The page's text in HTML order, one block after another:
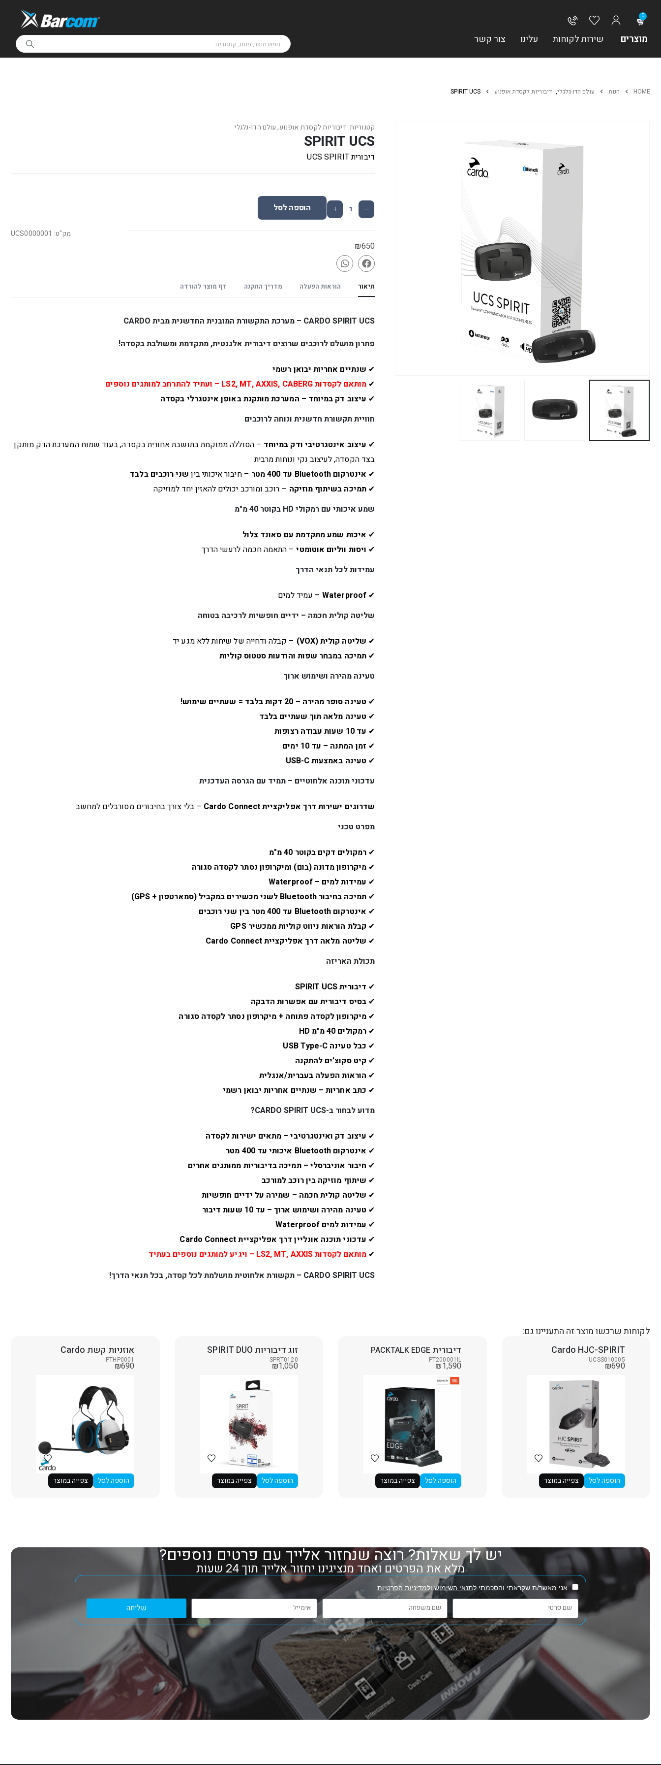
0
מוצרים שירות לקוחות עלינו צור קשר
HOME חנות עולם הדו-גלגלי, דיבוריות לקסדת אופנוע SPIRIT UCS
קטגוריות: דיבוריות לקסדת אופנוע,עולם הדו-גלגלי
SPIRIT UCS
דיבורית UCS SPIRIT
₪650
מק"ט: UCS0000001
הוספה לסל
תיאור הוראות הפעלה מדריך התקנה דף מוצר להורדה
CARDO SPIRIT UCS – מערכת התקשורת המובנית החדשנית מבית CARDO
פתרון מושלם לרוכבים שרוצים דיבורית אלגנטית, מתקדמת ומשולבת בקסדה!
✔ שנתיים אחריות יבואן רשמי
✔מותאם לקסדות LS2, MT, AXXIS, CABERG – ועתיד להתרחב למותגים נוספים
✔ עיצוב דק במיוחד – המערכת מותקנת באופן אינטגרלי בקסדה
חוויית תקשורת חדשנית ונוחה לרוכבים
✔ עיצוב אינטגרטיבי ודק במיוחד – הסוללה ממוקמת בתושבת אחורית בקסדה, בעוד שמוח המערכת הדק מותקן
בצד הקסדה, לעיצוב נקי ונוחות מרבית
✔ אינטרקום Bluetooth עד 400 מטר – חיבור איכותי בין שני רוכבים בלבד
✔תמיכה בשיתוף מוזיקה – רוכב ומורכב יכולים להאזין יחד למוזיקה
שמע איכותי עם רמקולי HD בקוטר 40 מ"מ
✔ איכות שמע מתקדמת עם סאונד צלול
✔ ויסות ווליום אוטומטי– התאמה חכמה לרעשי הדרך
עמידות לכל תנאי הדרך
✔
Waterproof– עמיד למים
שליטה קולית חכמה – ידיים חופשיות לרכיבה בטוחה
✔ שליטה קולית (VOX)
– קבלה ודחייה של שיחות ללא מגע יד
✔תמיכה במבחר שפות והודעות סטטוס קוליות
טעינה מהירה ושימוש ארוך
✔ טעינה סופר מהירה – 20 דקות בלבד = שעתיים שימוש!
✔ טעינה מלאה תוך שעתיים בלבד
✔ עד 10 שעות עבודה רצופות
✔ זמן המתנה – עד 10 ימים
✔ טעינה באמצעות USB-C
עדכוני תוכנה אלחוטיים – תמיד עם הגרסה העדכנית
שדרוגים ישירות דרך אפליקציית Cardo Connect
– בלי צורך בחיבורים מסורבלים למחשב
מפרט טכני
✔רמקולים דקים בקוטר 40 מ"מ
✔מיקרופון מדונה (בום) ומיקרופון נסתר לקסדה סגורה
✔ עמידות למים – Waterproof
✔תמיכה בחיבור Bluetooth לשני מכשירים במקביל (סמארטפון + GPS)
✔ אינטרקום Bluetooth עד 400 מטר בין שני רוכבים
✔ קבלת הוראות ניווט קוליות ממכשיר GPS
✔ שליטה מלאה דרך אפליקציית Cardo Connect
תכולת האריזה
✔ דיבורית SPIRIT UCS
✔בסיס דיבורית עם אפשרות הדבקה
✔מיקרופון לקסדה פתוחה + מיקרופון נסתר לקסדה סגורה
✔רמקולים 40 מ"מ HD
✔ כבל טעינה USB Type-C
✔ קיט סקוצ’ים להתקנה
✔ הוראות הפעלה בעברית/אנגלית
✔ כתב אחריות – שנתיים אחריות יבואן רשמי
מדוע לבחור ב-CARDO SPIRIT UCS?
✔ עיצוב דק ואינטגרטיבי – מתאים ישירות לקסדה
✔ אינטרקום Bluetooth איכותי עד 400 מטר
✔ חיבור אוניברסלי – תמיכה בדיבוריות ממותגים אחרים
✔ שיתוף מוזיקה בין רוכב למורכב
✔ שליטה קולית חכמה – שמירה על ידיים חופשיות
✔ טעינה מהירה ושימוש ארוך – עד 10 שעות דיבור
✔ עמידות למים Waterproof
✔ עדכוני תוכנה אונליין דרך אפליקציית Cardo Connect
✔מותאם לקסדות LS2, MT, AXXIS – ויגיע למותגים נוספים בעתיד
CARDO SPIRIT UCS – תקשורת אלחוטית מושלמת לכל קסדה, בכל תנאי הדרך!
לקוחות שרכשו מוצר זה התעניינו גם:
Cardo HJC-SPIRIT
UCSS010005
₪690
הוספה לסל צפייה במוצר
דיבורית PACKTALK EDGE
PT200001IL
₪1,590
הוספה לסל צפייה במוצר
זוג דיבוריות SPIRIT DUO
SPRT0120
₪1,050
הוספה לסל צפייה במוצר
אוזניות קשת Cardo
PTHP0001
₪690
הוספה לסל צפייה במוצר
יש לך שאלות? רוצה שנחזור אלייך עם פרטים נוספים?
מלא את הפרטים ואחד מנציגינו יחזור אלייך תוך 24 שעות
אני מאשר/ת שקראתי והסכמתי לתנאי השימושולמדיניות הפרטיות
שליחה